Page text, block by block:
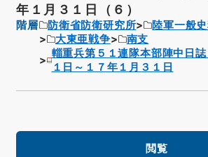
年１月３１日（６）
階層 防衛省防衛研究所 陸軍一般
大東亜戦争
南支
輜重兵第５１連隊本部陣中日
１日～１７年１月３１日
閲覧